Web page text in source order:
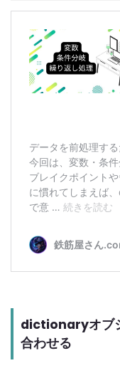
dictionaryオブ
合わせる